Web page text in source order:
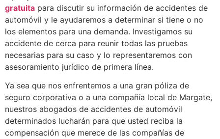
gratuita para discutir su información de accidentes de
automóvil y le ayudaremos a determinar si tiene o no
los elementos para una demanda. Investigamos su
accidente de cerca para reunir todas las pruebas
necesarias para su caso y lo representaremos con
asesoramiento jurídico de primera línea.
Ya sea que nos enfrentemos a una gran póliza de
seguro corporativa o a una compañía local de Margate,
nuestros abogados de accidentes de automóvil
determinados lucharán para que usted reciba la
compensación que merece de las compañías de